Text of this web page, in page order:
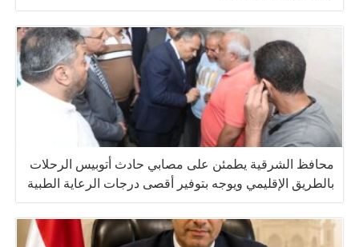
محافظ الشرقية يطمئن على مصابي حادث أتوبيس الرحلات
بالطريق الإقليمي ويوجه بتوفير أقصى درجات الرعاية الطبية